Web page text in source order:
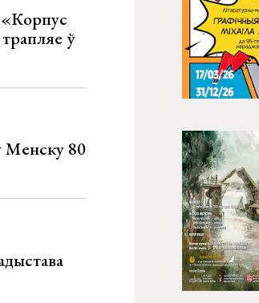
«Корпус
трапляе ў
Менску 80